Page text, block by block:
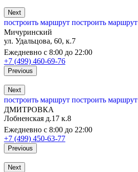
Next
построить маршрут построить маршрут
Мичуринский
ул. Удальцова, 60, к.7
Ежедневно с 8:00 до 22:00
+7 (499) 460-69-76
Previous
Next
построить маршрут построить маршрут
ДМИТРОВКА
Лобненская д.17 к.8
Ежедневно с 8:00 до 22:00
+7 (499) 450-63-77
Previous
Next